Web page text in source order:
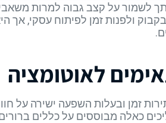
לשמור על קצב גבוה למרות
ולפנות זמן לפיתוח עסקי, אך
לאוטומציה
זמן ובעלות השפעה ישירה על
כאלה מבוססים על כללים